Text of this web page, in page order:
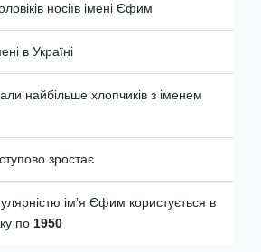
носіїв імені Єфим
в Україні
найбільше хлопчиків з іменем
зростає
імʼя Єфим користується в
по 1950